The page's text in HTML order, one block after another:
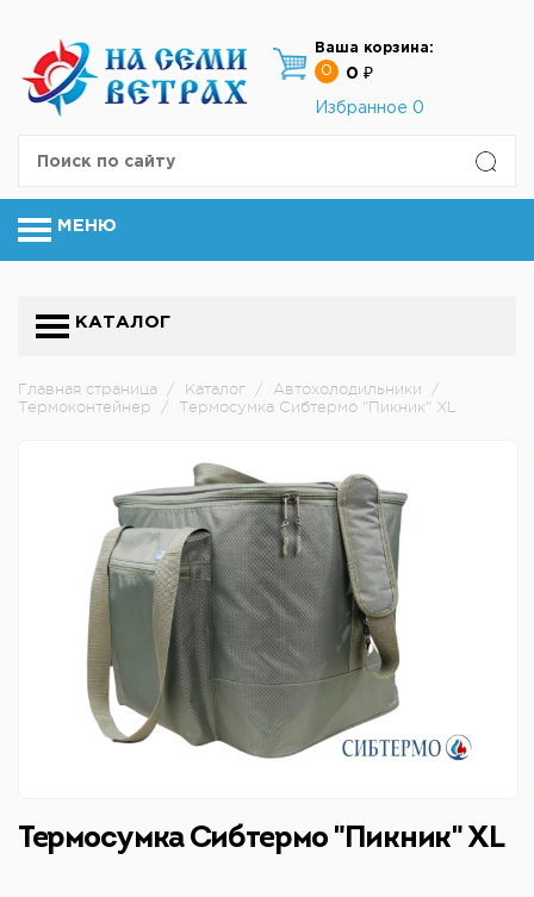
Ваша корзина:
0
0 ₽
Избранное 0
МЕНЮ
КАТАЛОГ
Главная страница / Каталог / Автохолодильники
/
Термоконтейнер
/ Термосумка Сибтермо "Пикник" XL
Термосумка Сибтермо "Пикник" XL